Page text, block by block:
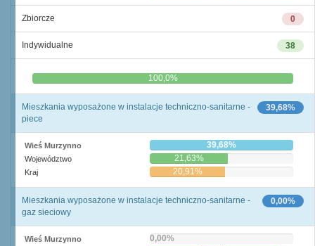
0
Zbiorcze
38
Indywidualne
0,0% 100,0%
39,68%
Mieszkania wyposażone w instalacje techniczno-sanitarne -
piece
Wieś Murzynno 39,68%
Województwo 21,63%
Kraj 20,91%
0,00%
Mieszkania wyposażone w instalacje techniczno-sanitarne -
gaz sieciowy
Wieś Murzynno 0,00%